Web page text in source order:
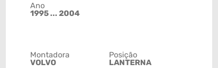
Ano
1995 ... 2004
Montadora
VOLVO
Posição
LANTERNA